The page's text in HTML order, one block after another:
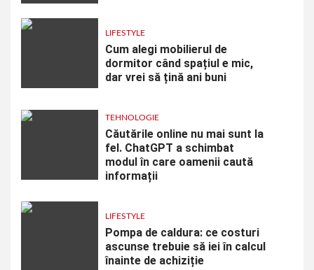
LIFESTYLE
Cum alegi mobilierul de
dormitor când spațiul e mic,
dar vrei să țină ani buni
TEHNOLOGIE
Căutările online nu mai sunt la
fel. ChatGPT a schimbat
modul în care oamenii caută
informații
LIFESTYLE
Pompa de caldura: ce costuri
ascunse trebuie să iei în calcul
înainte de achiziție